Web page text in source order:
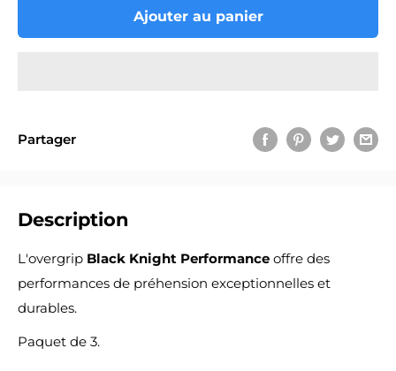
Ajouter au panier
Partager
Description
L'overgrip Black Knight Performance offre des
performances de préhension exceptionnelles et
durables.
Paquet de 3.